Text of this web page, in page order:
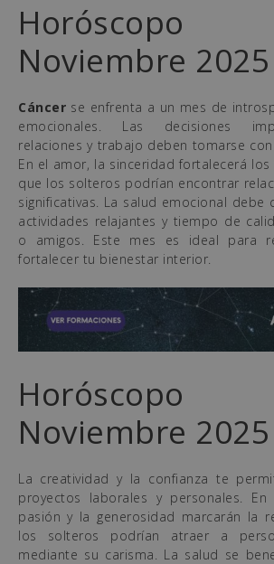
Horóscopo
Noviembre 2025
Cáncer se enfrenta a un mes de
emocionales. Las decisiones
relaciones y trabajo deben tomarse
En el amor, la sinceridad fortalecerá los
que los solteros podrían encontrar
significativas. La salud emocional debe
actividades relajantes y tiempo de
o amigos. Este mes es ideal para
fortalecer tu bienestar interior.
Noviembre 2025
La creatividad y la confianza te
proyectos laborales y personales.
pasión y la generosidad marcarán la
los solteros podrían atraer a
mediante su carisma. La salud se